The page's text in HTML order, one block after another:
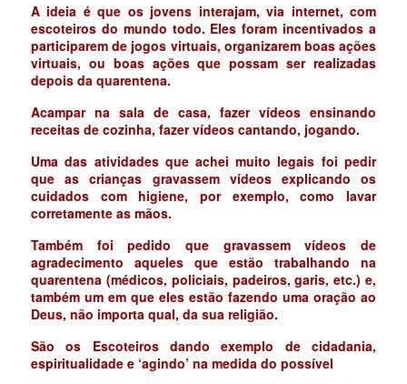
A ideia é que os jovens interajam, via internet, com
escoteiros do mundo todo. Eles foram incentivados a
participarem de jogos virtuais, organizarem boas ações
virtuais, ou boas ações que possam ser realizadas
depois da quarentena.
Acampar na sala de casa, fazer vídeos ensinando
receitas de cozinha, fazer vídeos cantando, jogando.
Uma das atividades que achei muito legais foi pedir
que as crianças gravassem vídeos explicando os
cuidados com higiene, por exemplo, como lavar
corretamente as mãos.
Também foi pedido que gravassem vídeos de
agradecimento aqueles que estão trabalhando na
quarentena (médicos, policiais, padeiros, garis, etc.) e,
também um em que eles estão fazendo uma oração ao
Deus, não importa qual, da sua religião.
São os Escoteiros dando exemplo de cidadania,
espiritualidade e ‘agindo’ na medida do possível